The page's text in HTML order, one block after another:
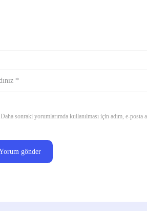
Daha sonraki yorumlarımda kullanılması için adım, e-posta